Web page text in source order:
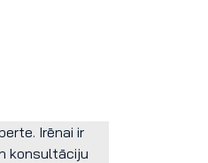
Irēnai ir
konsultāciju